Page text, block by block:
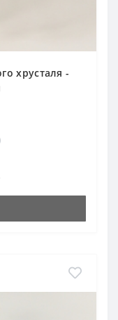
хрусталя -